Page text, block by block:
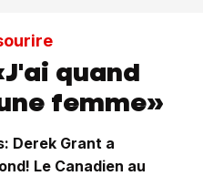
quand
femme»
Derek Grant a
Le Canadien au